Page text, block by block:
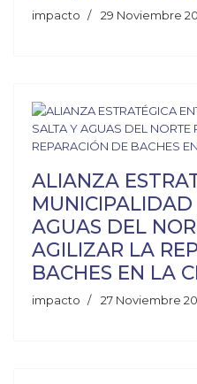
impacto 29 Noviembre
ALIANZA
MUNICIPALIDAD
AGUAS DEL
AGILIZAR LA
BACHES EN LA
impacto 27 Noviembre